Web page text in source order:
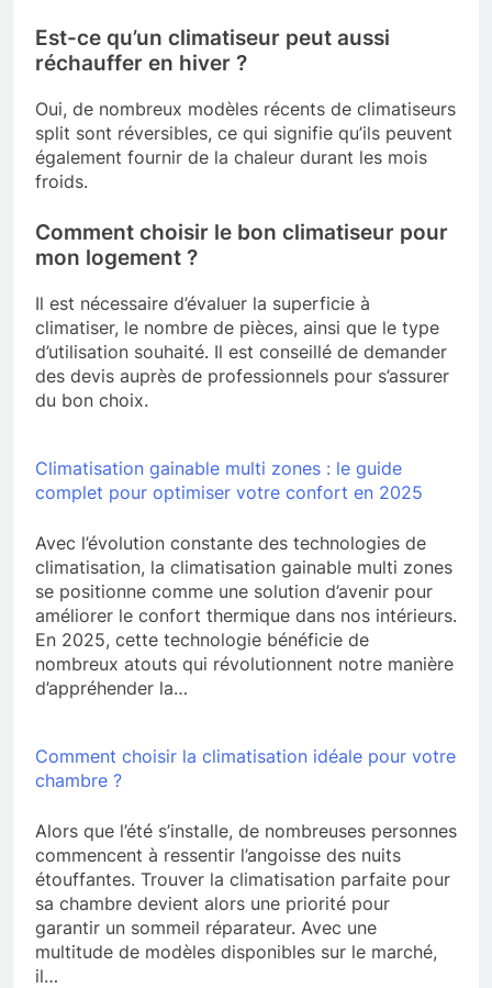
Est-ce qu’un climatiseur peut aussi
réchauffer en hiver ?
Oui, de nombreux modèles récents de climatiseurs
split sont réversibles, ce qui signifie qu’ils peuvent
également fournir de la chaleur durant les mois
froids.
Comment choisir le bon climatiseur pour
mon logement ?
Il est nécessaire d’évaluer la superficie à
climatiser, le nombre de pièces, ainsi que le type
d’utilisation souhaité. Il est conseillé de demander
des devis auprès de professionnels pour s’assurer
du bon choix.
Climatisation gainable multi zones : le guide
complet pour optimiser votre confort en 2025
Avec l’évolution constante des technologies de
climatisation, la climatisation gainable multi zones
se positionne comme une solution d’avenir pour
améliorer le confort thermique dans nos intérieurs.
En 2025, cette technologie bénéficie de
nombreux atouts qui révolutionnent notre manière
d’appréhender la…
Comment choisir la climatisation idéale pour votre
chambre ?
Alors que l’été s’installe, de nombreuses personnes
commencent à ressentir l’angoisse des nuits
étouffantes. Trouver la climatisation parfaite pour
sa chambre devient alors une priorité pour
garantir un sommeil réparateur. Avec une
multitude de modèles disponibles sur le marché,
il…